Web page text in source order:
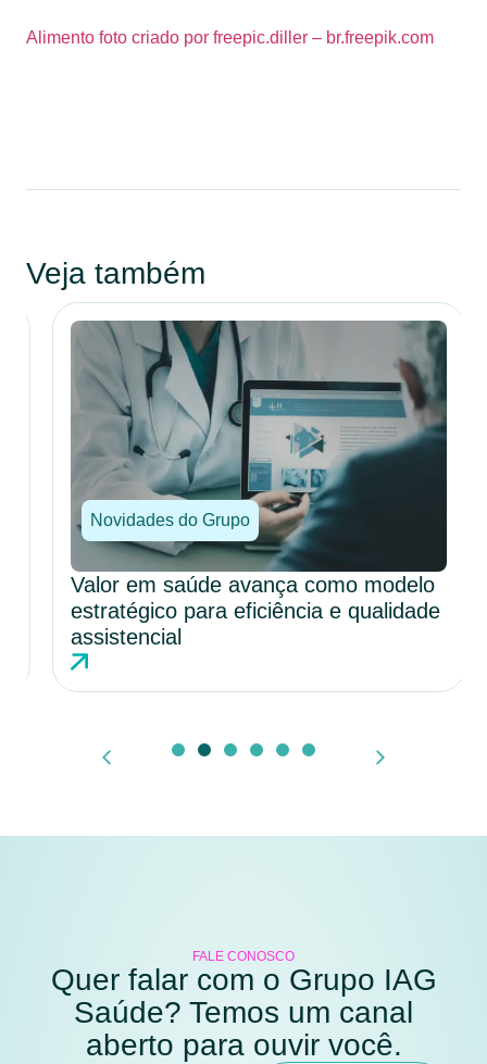
Alimento foto criado por freepic.diller – br.freepik.com
Veja também
Novidades do Grupo
Valor em saúde avança como modelo
estratégico para eficiência e qualidade
assistencial
FALE CONOSCO
Quer falar com o Grupo IAG
Saúde? Temos um canal
aberto para ouvir você.